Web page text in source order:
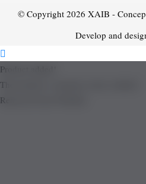
© Copyright 2026 XAIB -
Develop and
Product added!
The product is already in the wishlist!
Removed from Wishlist